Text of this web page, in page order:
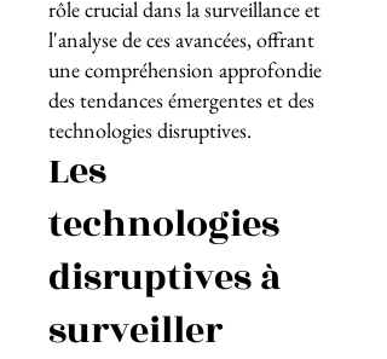
rôle crucial dans la surveillance et
l'analyse de ces avancées, offrant
une compréhension approfondie
des tendances émergentes et des
technologies disruptives.
Les
technologies
disruptives à
surveiller